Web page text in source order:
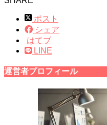
ポスト
シェア
はてブ
LINE
運営者プロフィール